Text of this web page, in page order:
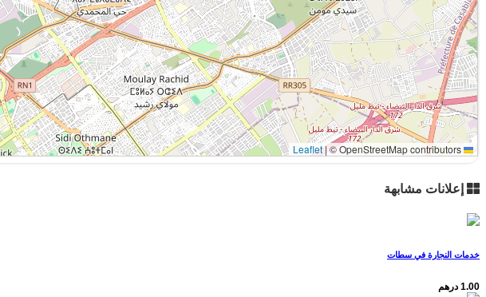
|© OpenStreetMap contributors
إعلانات مشابهة
خدمات النجارة في سطات
1.00 درهم